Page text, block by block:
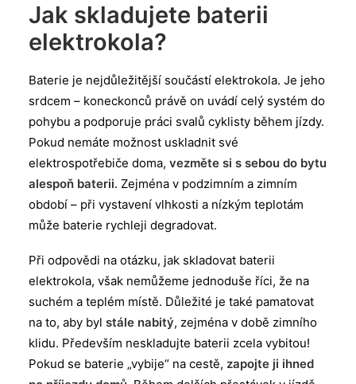
Jak skladujete baterii
elektrokola?
Baterie je nejdůležitější součástí elektrokola. Je jeho
srdcem – koneckonců právě on uvádí celý systém do
pohybu a podporuje práci svalů cyklisty během jízdy.
Pokud nemáte možnost uskladnit své
elektrospotřebiče doma, vezměte si s sebou do bytu
alespoň baterii. Zejména v podzimním a zimním
období – při vystavení vlhkosti a nízkým teplotám
může baterie rychleji degradovat.
Při odpovědi na otázku, jak skladovat baterii
elektrokola, však nemůžeme jednoduše říci, že na
suchém a teplém místě. Důležité je také pamatovat
na to, aby byl stále nabitý, zejména v době zimního
klidu. Především neskladujte baterii zcela vybitou!
Pokud se baterie „vybije“ na cestě, zapojte ji ihned